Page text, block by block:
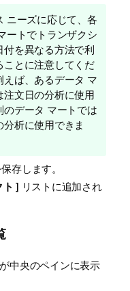
ニーズに応じて、各
ートでトランザクシ
付を異なる方法で利
ことに注意してくだ
えば、あるデータ マ
注文日の分析に使用
のデータ マートでは
分析に使用できま
存します。
] リストに追加され
中央のペインに表示